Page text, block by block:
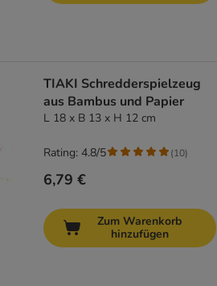
TIAKI Schredderspielzeug
aus Bambus und Papier
L 18 x B 13 x H 12 cm
6,79 €
Rating: 4.8/5 (10)
Zum Warenkorb
hinzufügen